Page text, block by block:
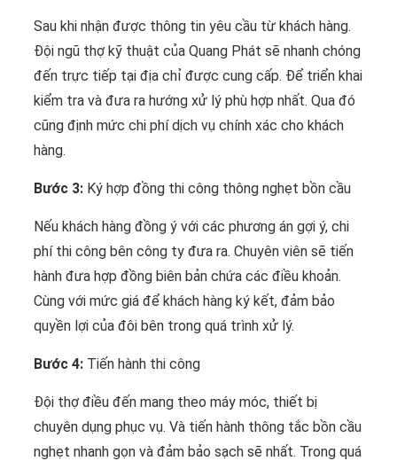
Sau khi nhận được thông tin yêu cầu từ khách hàng.
Đội ngũ thợ kỹ thuật của Quang Phát sẽ nhanh chóng
đến trực tiếp tại địa chỉ được cung cấp. Để triển khai
kiểm tra và đưa ra hướng xử lý phù hợp nhất. Qua đó
cũng định mức chi phí dịch vụ chính xác cho khách
hàng.
Bước 3: Ký hợp đồng thi công thông nghẹt bồn cầu
Nếu khách hàng đồng ý với các phương án gợi ý, chi
phí thi công bên công ty đưa ra. Chuyên viên sẽ tiến
hành đưa hợp đồng biên bản chứa các điều khoản.
Cùng với mức giá để khách hàng ký kết, đảm bảo
quyền lợi của đôi bên trong quá trình xử lý.
Bước 4: Tiến hành thi công
Đội thợ điều đến mang theo máy móc, thiết bị
chuyên dụng phục vụ. Và tiến hành thông tắc bồn cầu
nghẹt nhanh gọn và đảm bảo sạch sẽ nhất. Trong quá